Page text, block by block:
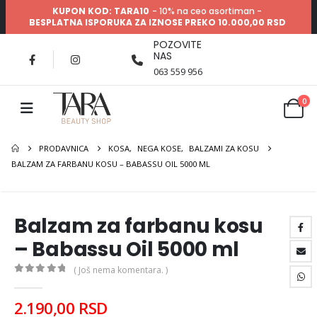
KUPON KOD: TARA10 - 10% na ceo asortiman -
BESPLATNA ISPORUKA ZA IZNOSE PREKO 10.000,00 RSD
POZOVITE
NAS
063 559 956
0
PRODAVNICA KOSA, NEGA KOSE,
BALZAMI ZA KOSU
BALZAM ZA FARBANU KOSU – BABASSU OIL 5000 ML
Balzam za farbanu kosu
– Babassu Oil 5000 ml
( Još nema komentara. )
2.190,00 RSD